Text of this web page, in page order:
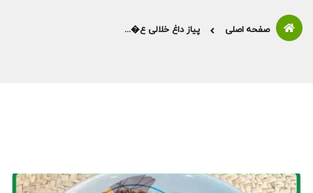
صفحه اصلی پیاز داغ خلالی ع�...